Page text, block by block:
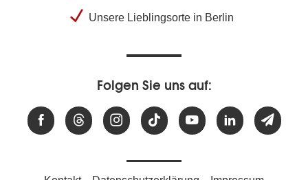
Unsere Lieblingsorte in Berlin
Folgen Sie uns auf: